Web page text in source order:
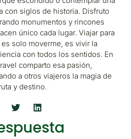
con siglos de historia. Disfruto
monumentos y rincones
único cada lugar. Viajar para
solo moverme, es vivir la
con todos los sentidos. En
comparto esa pasión,
a otros viajeros la magia de
y destino.